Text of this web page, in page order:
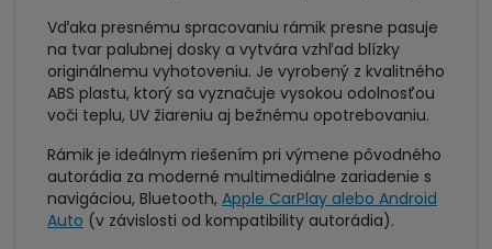
Vďaka presnému spracovaniu rámik presne pasuje
na tvar palubnej dosky a vytvára vzhľad blízky
originálnemu vyhotoveniu. Je vyrobený z kvalitného
ABS plastu, ktorý sa vyznačuje vysokou odolnosťou
voči teplu, UV žiareniu aj bežnému opotrebovaniu.
Rámik je ideálnym riešením pri výmene pôvodného
autorádia za moderné multimediálne zariadenie s
navigáciou, Bluetooth, Apple CarPlay alebo Android
Auto (v závislosti od kompatibility autorádia).